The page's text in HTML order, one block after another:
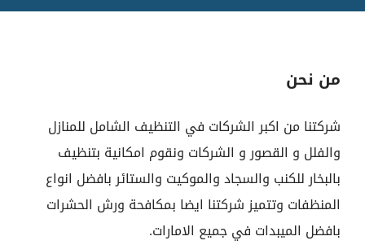
من نحن
شركتنا من اكبر الشركات في التنظيف الشامل للمنازل
والفلل و القصور و الشركات ونقوم امكانية بتنظيف
بالبخار للكنب والسجاد والموكيت والستائر بافضل انواع
المنظفات وتتميز شركتنا ايضا بمكافحة ورش الحشرات
بافضل الميبدات في جميع الامارات.